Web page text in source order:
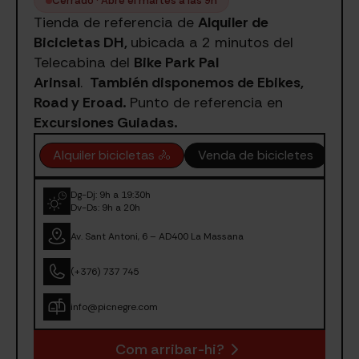
Tienda de referencia de Alquiler de
Bicicletas DH, ubicada a 2 minutos del
Telecabina del Bike Park Pal
Arinsal. También disponemos de Ebikes,
Road y Eroad. Punto de referencia en
Excursiones Guiadas.
Alquiler bicicletas 🚴 Venda de bicicletes
Dg-Dj: 9h a 19:30h
Dv-Ds: 9h a 20h
Av. Sant Antoni, 6 – AD400 La Massana
(+376) 737 745
info@picnegre.com
Com arribar-hi?